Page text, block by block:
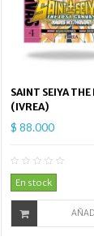
SAINT SEIYA
(IVREA)
$ 88.000
En stock